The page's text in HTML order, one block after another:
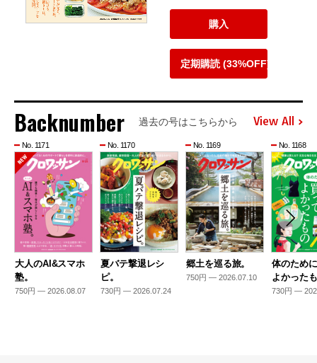
購入
定期購読 (33%OFF)
Backnumber 過去の号はこちらから View All
No. 1171
大人のAI&スマホ
塾。
750円 — 2026.08.07
No. 1170
夏バテ撃退レシ
ピ。
730円 — 2026.07.24
No. 1169
郷土を巡る旅。
750円 — 2026.07.10
No. 1168
体のため
よかった
730円 —